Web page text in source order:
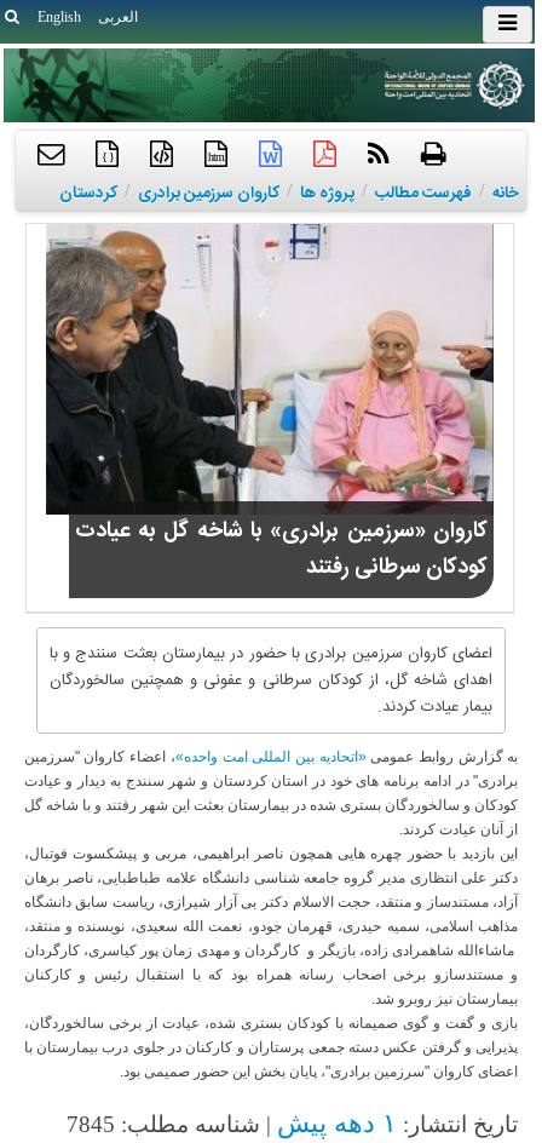
English العربی
htm
{ }
خانه / فهرست مطالب / پروژه ها / کاروان سرزمین برادری / کردستان
کاروان «سرزمین برادری» با شاخه گل به عیادت
کودکان سرطانی رفتند
اعضای کاروان سرزمین برادری با حضور در بیمارستان بعثت سنندج و با
اهدای شاخه گل، از کودکان سرطانی و عفونی و همچنین سالخوردگان
بیمار عیادت کردند.
به گزارش روابط عمومی«اتحادیه بین المللی امت واحده»، اعضاء کاروان "سرزمین
برادری" در ادامه برنامه های خود در استان کردستان و شهر سنندج به دیدار و عیادت
کودکان و سالخوردگان بستری شده در بیمارستان بعثت این شهر رفتند و با شاخه گل
از آنان عیادت کردند.
این بازدید با حضور چهره هایی همچون ناصر ابراهیمی، مربی و پیشکسوت فوتبال،
دکتر علی انتظاری مدیر گروه جامعه شناسی دانشگاه علامه طباطبایی، ناصر برهان
آزاد، مستندساز و منتقد، حجت الاسلام دکتر بی آزار شیرازی، ریاست سابق دانشگاه
مذاهب اسلامی، سمیه حیدری، قهرمان جودو، نعمت الله سعیدی، نویسنده و منتقد،
ماشاءالله شاهمرادی زاده، بازیگر و کارگردان و مهدی زمان پور کیاسری، کارگردان
و مستندسازو برخی اصحاب رسانه همراه بود که با استقبال رئیس و کارکنان
بیمارستان نیز روبرو شد.
بازی و گفت و گوی صمیمانه با کودکان بستری شده، عیادت از برخی سالخوردگان،
پذیرایی و گرفتن عکس دسته جمعی پرستاران و کارکنان در جلوی درب بیمارستان با
اعضای کاروان "سرزمین برادری"، پایان بخش این حضور صمیمی بود.
تاریخ انتشار: ۱ دهه پیش | شناسه مطلب: 7845